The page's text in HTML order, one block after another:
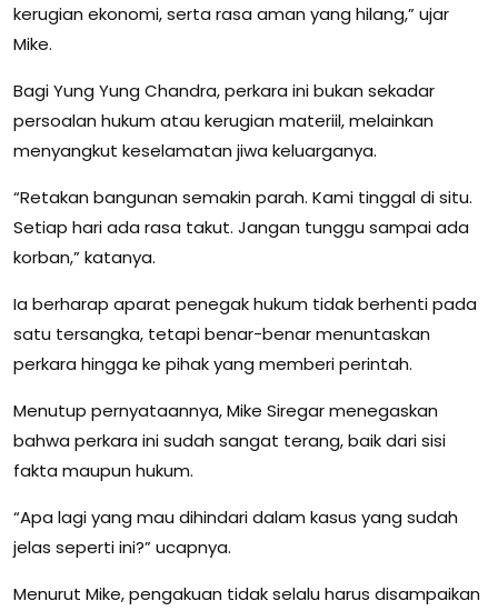
kerugian ekonomi, serta rasa aman yang hilang,” ujar
Mike.
Bagi Yung Yung Chandra, perkara ini bukan sekadar
persoalan hukum atau kerugian materiil, melainkan
menyangkut keselamatan jiwa keluarganya.
“Retakan bangunan semakin parah. Kami tinggal di situ.
Setiap hari ada rasa takut. Jangan tunggu sampai ada
korban,” katanya.
Ia berharap aparat penegak hukum tidak berhenti pada
satu tersangka, tetapi benar-benar menuntaskan
perkara hingga ke pihak yang memberi perintah.
Menutup pernyataannya, Mike Siregar menegaskan
bahwa perkara ini sudah sangat terang, baik dari sisi
fakta maupun hukum.
“Apa lagi yang mau dihindari dalam kasus yang sudah
jelas seperti ini?” ucapnya.
Menurut Mike, pengakuan tidak selalu harus disampaikan